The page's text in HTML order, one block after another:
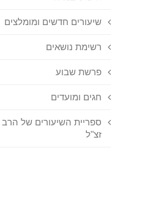
שיעורים חדשים ומומלצים
רשימת נושאים
פרשת שבוע
חגים ומועדים
ספריית השיעורים של הרב
זצ"ל